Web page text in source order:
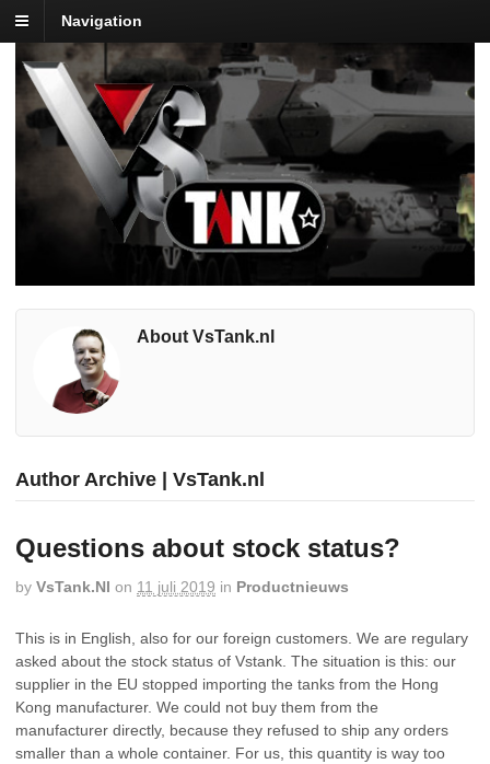
Navigation
About VsTank.nl
Author Archive | VsTank.nl
Questions about stock status?
by VsTank.nl on 11 juli 2019 in Productnieuws
This is in English, also for our foreign customers. We are regulary
asked about the stock status of Vstank. The situation is this: our
supplier in the EU stopped importing the tanks from the Hong
Kong manufacturer. We could not buy them from the
manufacturer directly, because they refused to ship any orders
smaller than a whole container. For us, this quantity is way too